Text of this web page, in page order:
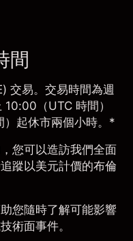
間
交易。交易時間為週
（UTC 時間）
起休市兩個小時。*
您可以造訪我們全面
蹤以美元計價的布倫
您隨時了解可能影響
術面事件。